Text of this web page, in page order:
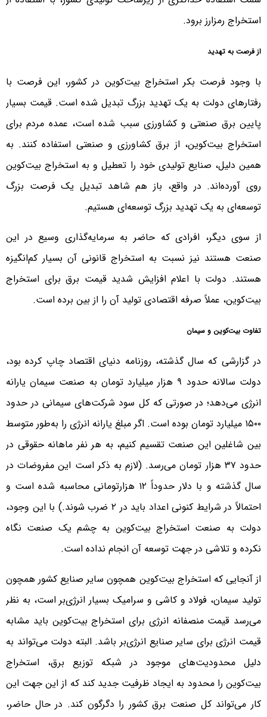
استخراج رمزارز برود.
از فرصت به تهدید
با وجود فرصت بکر استخراج بیت‌کوین در کشور، این فرصت با
رفتارهای دولت به یک تهدید بزرگ تبدیل شده است. قیمت بسیار
پایین برق صنعتی و کشاورزی سبب شده است، عمده مردم برای
استخراج بیت‌کوین، از برق کشاورزی و صنعتی استفاده کنند. به
همین دلیل، صنایع تولیدی خود را تعطیل و به استخراج بیت‌کوین
روی آورده‌اند. در واقع، باز هم شاهد تبدیل یک فرصت بزرگ
توسعه‌ای به یک تهدید بزرگ توسعه‌ای هستیم.
از سوی دیگر، افرادی که حاضر به سرمایه‌گذاری وسیع در این
صنعت هستند نیز نسبت به استخراج قانونی آن بسیار کم‌انگیزه
هستند. دولت با اعلام افزایش شدید قیمت برق برای استخراج
بیت‌کوین، عملاً صرفه اقتصادی تولید آن را از بین برده است.
تفاوت بیت‌کوین و سیمان
در گزارشی که سال گذشته، روزنامه دنیای اقتصاد چاپ کرده بود،
دولت سالانه حدود ۹ هزار میلیارد تومان به صنعت سیمان یارانه
انرژی می‌دهد؛ در صورتی‌ که کل سود شرکت‌های سیمانی در حدود
۱۵۰۰ میلیارد تومان بوده است. اگر مبلغ یارانه انرژی را به‌طور متوسط
بین شاغلین این صنعت تقسیم کنیم، به هر نفر ماهانه حقوقی در
حدود ۳۷ هزار تومان می‌رسد. (لازم به ذکر است این مفروضات در
سال گذشته و با دلار حدوداً ۱۲ هزارتومانی محاسبه شده است و
احتمالاً در شرایط کنونی اعداد باید در ۲ ضرب شوند.) با این ‌وجود،
دولت به صنعت استخراج بیت‌کوین به چشم یک صنعت نگاه
نکرده و تلاشی در جهت توسعه آن انجام نداده است.
از آنجایی ‌که استخراج بیت‌کوین همچون سایر صنایع کشور همچون
تولید سیمان، فولاد و کاشی و سرامیک بسیار انرژی‌بر است، به نظر
می‌رسد قیمت منصفانه انرژی برای استخراج بیت‌کوین باید مشابه
قیمت انرژی برای سایر صنایع انرژی‌بر باشد. البته دولت می‌تواند به
دلیل محدودیت‌های موجود در شبکه توزیع برق، استخراج
بیت‌کوین را محدود به ایجاد ظرفیت جدید کند که از این ‌جهت این
کار می‌تواند کل صنعت برق کشور را دگرگون کند. در حال حاضر،